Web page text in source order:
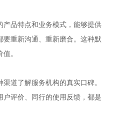
产品特点和业务模式，能够提供
重新沟通、重新磨合。这种默
。
道了解服务机构的真实口碑。
评价、同行的使用反馈，都是